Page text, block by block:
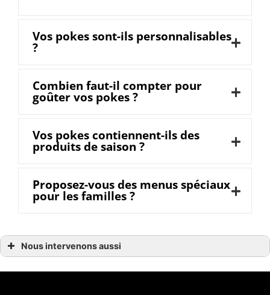
Vos pokes sont-ils personnalisables
?
Combien faut-il compter pour
goûter vos pokes ?
Vos pokes contiennent-ils des
produits de saison ?
Proposez-vous des menus spéciaux
pour les familles ?
Nous intervenons aussi